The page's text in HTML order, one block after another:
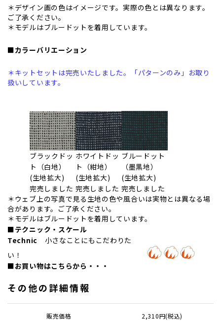
＊デザイン画の色はイメージです。実際の色とは異なります。
ご了承ください。
＊モデルはブルードットを着用しています。
■カラーバリエーション
＊キットセットは完売いたしました。「パターンのみ」お取り
扱いしています。
ブラックドッ
ト（白地）
(生地拡大)
完売しました
ホワイトドッ
ト（紺地）
(生地拡大)
完売しました
ブルードット
（墨黒地）
(生地拡大)
完売しました
＊ウェブ上の写真で見る生地の色や風合いは実物とは異なる場
合があります。ご了承ください。
＊モデルはブルードットを着用しています。
■テクニック・スケール
Technic 小さなことにもこだわりた
い！
■お買い物はこちらから・・・
その他の詳細情報
販売価格 2,310円(税込)